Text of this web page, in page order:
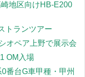
地区向けHB-E200
トランツアー
オペア上野で展示会
OM入場
番台G車甲種・甲州